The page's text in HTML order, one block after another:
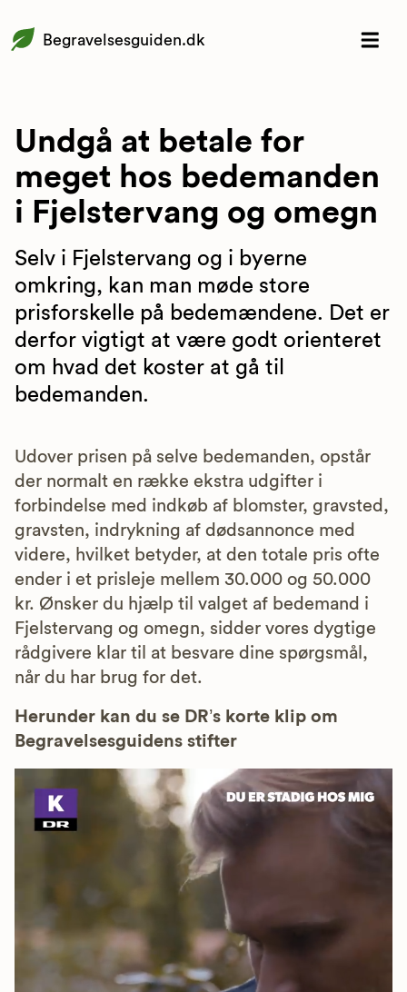
Begravelsesguiden.dk
Undgå at betale for
meget hos bedemanden
i Fjelstervang og omegn
Selv i Fjelstervang og i byerne
omkring, kan man møde store
prisforskelle på bedemændene. Det er
derfor vigtigt at være godt orienteret
om hvad det koster at gå til
bedemanden.
Udover prisen på selve bedemanden, opstår
der normalt en række ekstra udgifter i
forbindelse med indkøb af blomster, gravsted,
gravsten, indrykning af dødsannonce med
videre, hvilket betyder, at den totale pris ofte
ender i et prisleje mellem 30.000 og 50.000
kr. Ønsker du hjælp til valget af bedemand i
Fjelstervang og omegn, sidder vores dygtige
rådgivere klar til at besvare dine spørgsmål,
når du har brug for det.
Herunder kan du se DR’s korte klip om
Begravelsesguidens stifter